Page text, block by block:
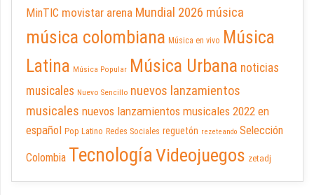
MinTIC movistar arena Mundial 2026 música
música colombiana Música en vivo Música
Latina Música Popular Música Urbana noticias
musicales Nuevo Sencillo nuevos lanzamientos
musicales nuevos lanzamientos musicales 2022 en
español Pop Latino Redes Sociales reguetón rezeteando Selección
Colombia TecnologíaVideojuegos zetadj